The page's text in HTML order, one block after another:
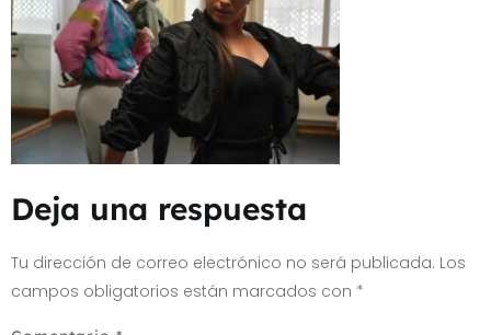
Deja una respuesta
Tu dirección de correo electrónico no será publicada. Los
campos obligatorios están marcados con *